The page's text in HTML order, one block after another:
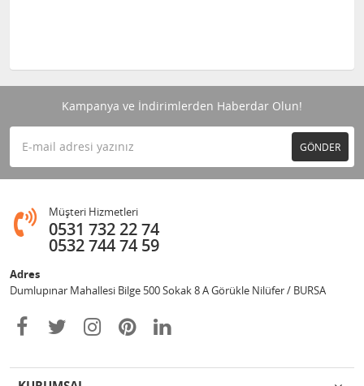
Kampanya ve İndirimlerden Haberdar Olun!
GÖNDER
Müşteri Hizmetleri
0531 732 22 74
0532 744 74 59
Adres
Dumlupınar Mahallesi Bilge 500 Sokak 8 A Görükle Nilüfer / BURSA